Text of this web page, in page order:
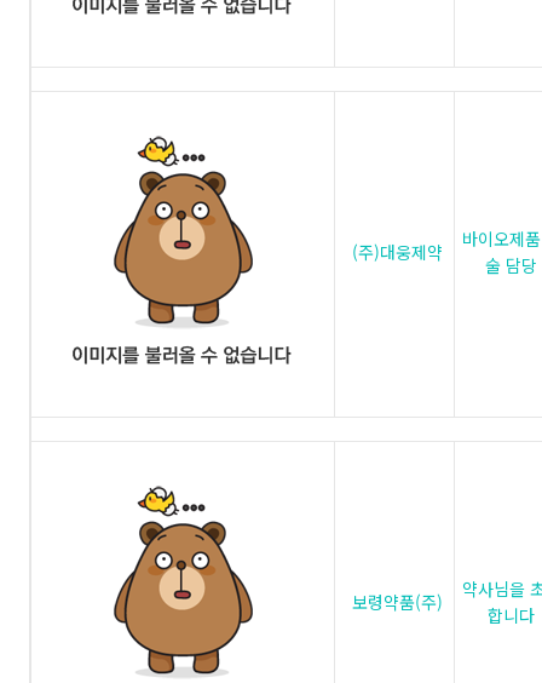
(주)대웅제약
바이오제
술 담당
보령약품(주)
약사님을
합니다